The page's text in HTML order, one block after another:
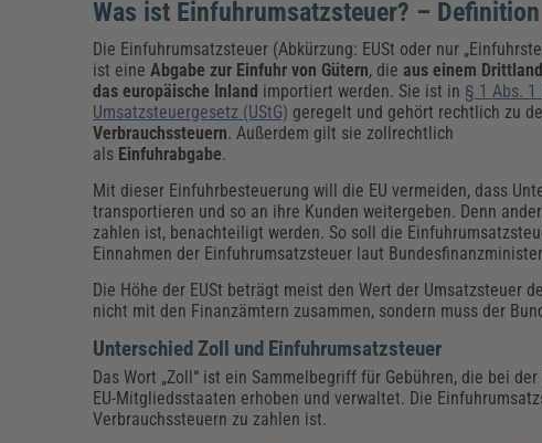
Zoll & Export
Was ist Einfuhrumsatzsteuer? – Definition
Die Einfuhrumsatzsteuer (Abkürzung: EUSt oder nur
ist eineAbgabe zur Einfuhr von Gütern, dieaus einem
das europäische Inland importiert werden. Sie ist in § 1 Abs. 1
Umsatzsteuergesetz (UStG) geregelt und gehört rechtlich zu
Verbrauchssteuern. Außerdem gilt sie zollrechtlich
als Einfuhrabgabe.
Mit dieser Einfuhrbesteuerung will die EU vermeiden, dass
transportieren und so an ihre Kunden weitergeben. Denn
zahlen ist, benachteiligt werden. So soll die
Einnahmen der Einfuhrumsatzsteuer laut
Die Höhe der EUSt beträgt meist den Wert der Umsatzsteuer
nicht mit den Finanzämtern zusammen, sondern muss der
Unterschied Zoll und Einfuhrumsatzsteuer
Das Wort „Zoll“ ist ein Sammelbegriff für Gebühren, die bei
EU-Mitgliedsstaaten erhoben und verwaltet. Die
Verbrauchssteuern zu zahlen ist.